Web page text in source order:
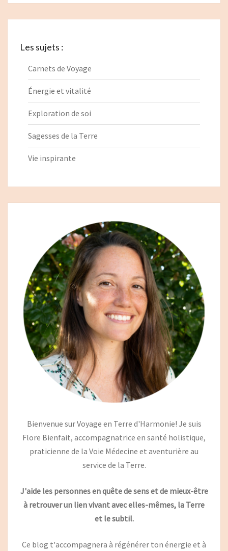
Les sujets :
Carnets de Voyage
Énergie et vitalité
Exploration de soi
Sagesses de la Terre
Vie inspirante
Bienvenue sur Voyage en Terre d'Harmonie! Je suis
Flore Bienfait, accompagnatrice en santé holistique,
praticienne de la Voie Médecine et aventurière au
service de la Terre.
J'aide les personnes en quête de sens et de mieux-être
à retrouver un lien vivant avec elles-mêmes, la Terre
et le subtil.
Ce blog t'accompagnera à régénérer ton énergie et à